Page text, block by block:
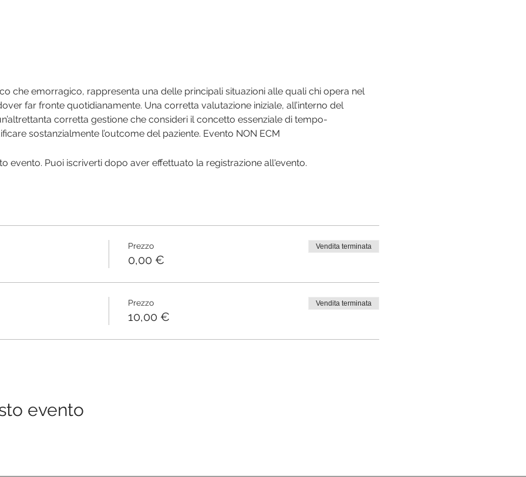
che emorragico, rappresenta una delle principali situazioni alle quali chi opera nel
far fronte quotidianamente. Una corretta valutazione iniziale, all’interno del
corretta gestione che consideri il concetto essenziale di tempo-
sostanzialmente l’outcome del paziente. Evento NON ECM
evento. Puoi iscriverti dopo aver effettuato la registrazione all'evento.
Prezzo
0,00 €
Vendita terminata
Prezzo
10,00 €
Vendita terminata
evento